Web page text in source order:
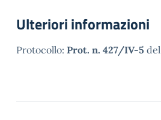
Ulteriori informazioni
Protocollo: Prot. n. 427/IV-5 del